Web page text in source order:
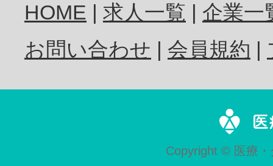
歯科衛生士
歯科技工士
HOME 求人一覧
企業一
お問い合わせ
会員規約
Copyright © 医療